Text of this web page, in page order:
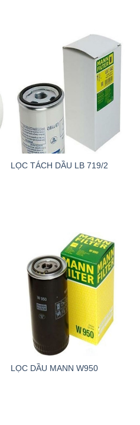
LỌC TÁCH DẦU LB 719/2
LỌC DẦU MANN W950